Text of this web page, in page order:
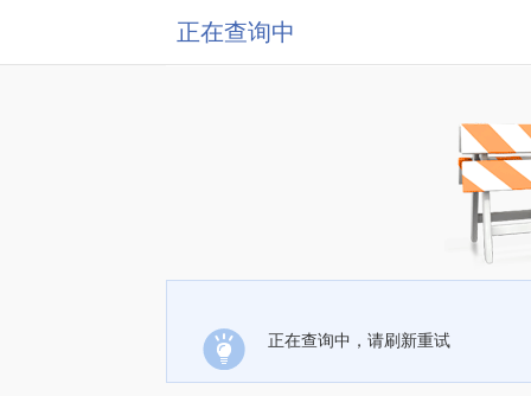
正在查询中
正在查询中，请刷新重试